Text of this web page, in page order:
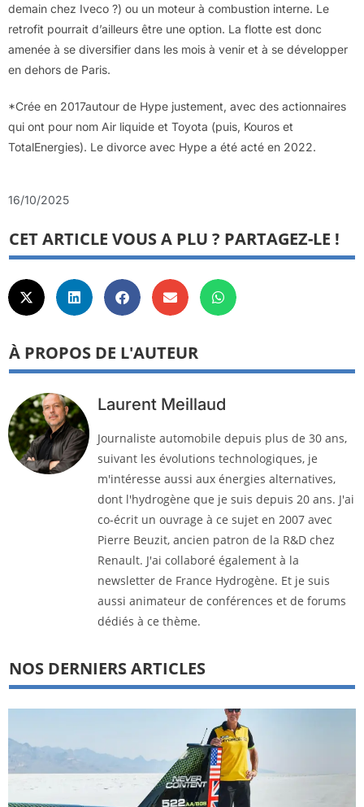
demain chez Iveco ?) ou un moteur à combustion interne. Le
retrofit pourrait d’ailleurs être une option. La flotte est donc
amenée à se diversifier dans les mois à venir et à se développer
en dehors de Paris.
*Crée en 2017autour de Hype justement, avec des actionnaires
qui ont pour nom Air liquide et Toyota (puis, Kouros et
TotalEnergies). Le divorce avec Hype a été acté en 2022.
16/10/2025
CET ARTICLE VOUS A PLU ? PARTAGEZ-LE !
À PROPOS DE L'AUTEUR
Laurent Meillaud
Journaliste automobile depuis plus de 30 ans,
suivant les évolutions technologiques, je
m'intéresse aussi aux énergies alternatives,
dont l'hydrogène que je suis depuis 20 ans. J'ai
co-écrit un ouvrage à ce sujet en 2007 avec
Pierre Beuzit, ancien patron de la R&D chez
Renault. J'ai collaboré également à la
newsletter de France Hydrogène. Et je suis
aussi animateur de conférences et de forums
dédiés à ce thème.
NOS DERNIERS ARTICLES